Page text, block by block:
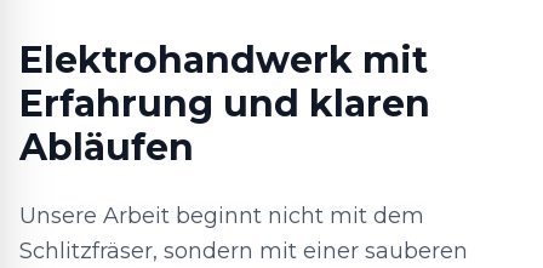
Elektrohandwerk mit
Erfahrung und klaren
Abläufen
Unsere Arbeit beginnt nicht mit dem
Schlitzfräser, sondern mit einer sauberen